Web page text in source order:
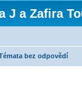
J a Zafira
bez odpovědí